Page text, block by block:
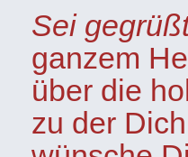
Sei
ganzem
über die
zu der